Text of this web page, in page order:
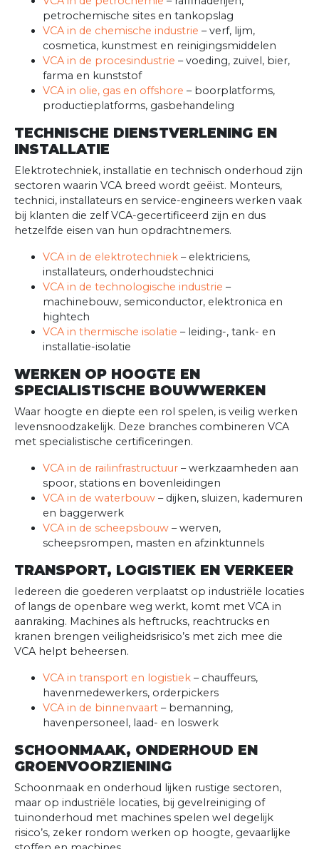
petrochemische sites en tankopslag
VCA in de chemische industrie – verf, lijm,
cosmetica, kunstmest en reinigingsmiddelen
VCA in de procesindustrie – voeding, zuivel, bier,
farma en kunststof
VCA in olie, gas en offshore – boorplatforms,
productieplatforms, gasbehandeling
TECHNISCHE DIENSTVERLENING EN
INSTALLATIE
Elektrotechniek, installatie en technisch onderhoud zijn
sectoren waarin VCA breed wordt geëist. Monteurs,
technici, installateurs en service-engineers werken vaak
bij klanten die zelf VCA-gecertificeerd zijn en dus
hetzelfde eisen van hun opdrachtnemers.
VCA in de elektrotechniek – elektriciens,
installateurs, onderhoudstechnici
VCA in de technologische industrie –
machinebouw, semiconductor, elektronica en
hightech
VCA in thermische isolatie – leiding-, tank- en
installatie-isolatie
WERKEN OP HOOGTE EN
SPECIALISTISCHE BOUWWERKEN
Waar hoogte en diepte een rol spelen, is veilig werken
levensnoodzakelijk. Deze branches combineren VCA
met specialistische certificeringen.
VCA in de railinfrastructuur – werkzaamheden aan
spoor, stations en bovenleidingen
VCA in de waterbouw – dijken, sluizen, kademuren
en baggerwerk
VCA in de scheepsbouw – werven,
scheepsrompen, masten en afzinktunnels
TRANSPORT, LOGISTIEK EN VERKEER
Iedereen die goederen verplaatst op industriële locaties
of langs de openbare weg werkt, komt met VCA in
aanraking. Machines als heftrucks, reachtrucks en
kranen brengen veiligheidsrisico’s met zich mee die
VCA helpt beheersen.
VCA in transport en logistiek – chauffeurs,
havenmedewerkers, orderpickers
VCA in de binnenvaart – bemanning,
havenpersoneel, laad- en loswerk
SCHOONMAAK, ONDERHOUD EN
GROENVOORZIENING
Schoonmaak en onderhoud lijken rustige sectoren,
maar op industriële locaties, bij gevelreiniging of
tuinonderhoud met machines spelen wel degelijk
risico’s, zeker rondom werken op hoogte, gevaarlijke